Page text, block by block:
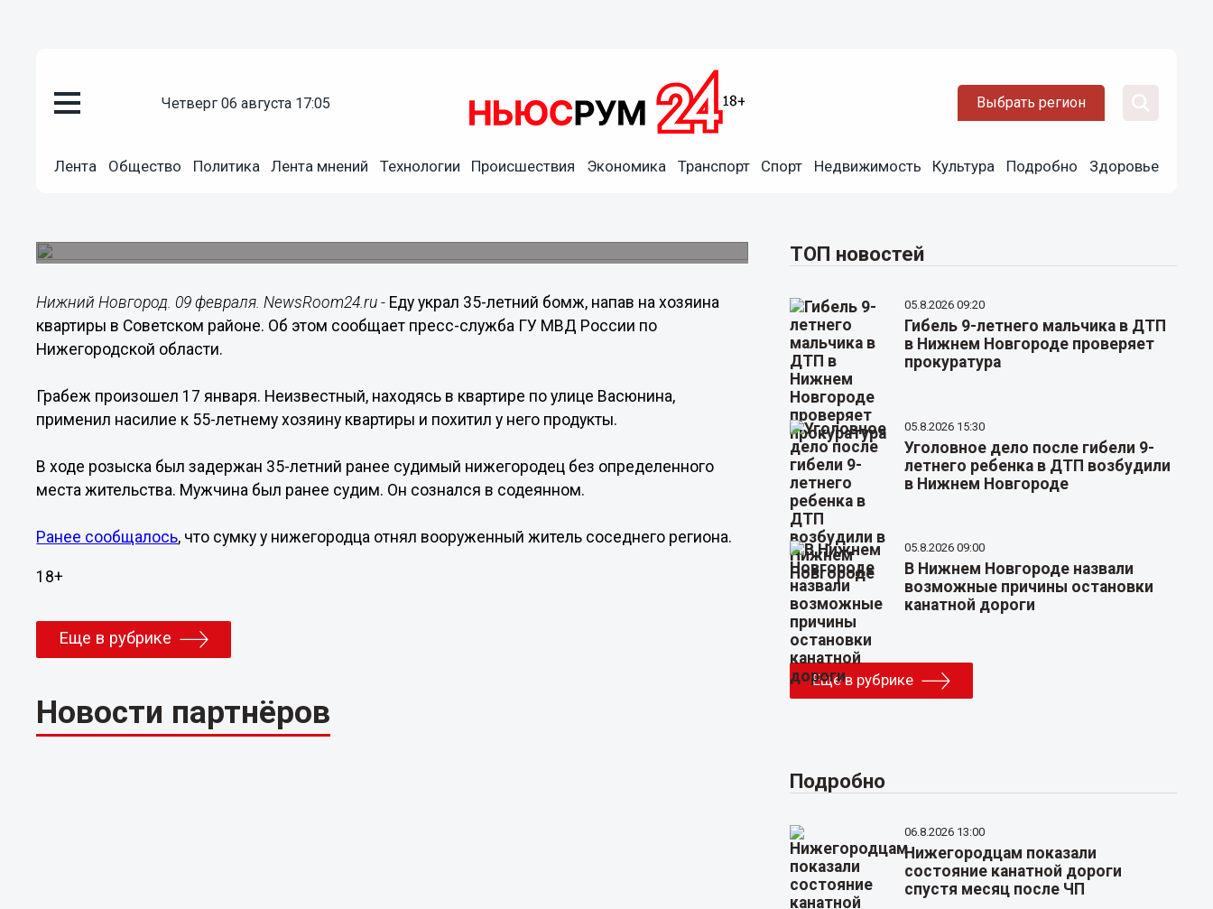
четверг 06 августа 17:05 Выбрать регион
Лента Общество Политика Лента мнений Технологии Происшествия Экономика Транспорт Спорт Недвижимость Культура Подробно Здоровье
Еду украл 35-летний бомж, напав на хозяина квартиры в
Нижний Новгород. 09 февраля. NewsRoom24.ru - Еду украл 35-летний бомж, напав на хозяина
квартиры в Советском районе. Об этом сообщает пресс-служба ГУ МВД России по
Нижегородской области.
Грабеж произошел 17 января. Неизвестный, находясь в квартире по улице Васюнина,
применил насилие к 55-летнему хозяину квартиры и похитил у него продукты.
В ходе розыска был задержан 35-летний ранее судимый нижегородец без определенного
места жительства. Мужчина был ранее судим. Он сознался в содеянном.
Ранее сообщалось, что сумку у нижегородца отнял вооруженный житель соседнего региона.
18+
Еще в рубрике
Новости партнёров
ТОП новостей
05.8.2026 09:20
Гибель 9-летнего мальчика в ДТП
в Нижнем Новгороде проверяет
прокуратура
05.8.2026 15:30
Уголовное дело после гибели 9-
летнего ребенка в ДТП возбудили
в Нижнем Новгороде
05.8.2026 09:00
В Нижнем Новгороде назвали
возможные причины остановки
канатной дороги
Еще в рубрике
Подробно
06.8.2026 13:00
Нижегородцам показали
состояние канатной дороги
спустя месяц после ЧП